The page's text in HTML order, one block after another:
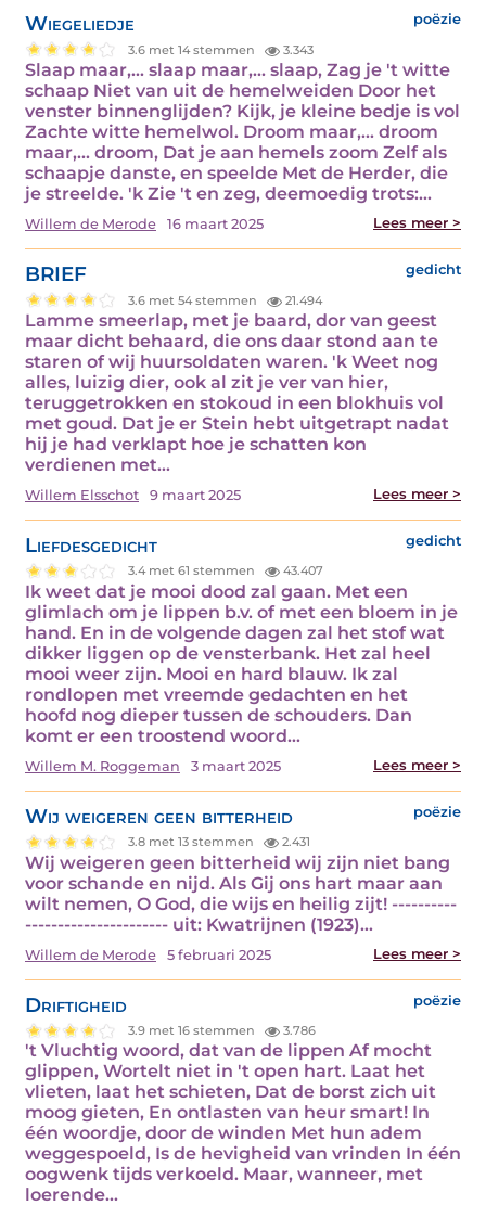
Wiegeliedje poëzie
3.6 met 14 stemmen 3.343
Slaap maar,... slaap maar,... slaap, Zag je 't witte
schaap Niet van uit de hemelweiden Door het
venster binnenglijden? Kijk, je kleine bedje is vol
Zachte witte hemelwol. Droom maar,... droom
maar,... droom, Dat je aan hemels zoom Zelf als
schaapje danste, en speelde Met de Herder, die
je streelde. 'k Zie 't en zeg, deemoedig trots:…
Willem de Merode 16 maart 2025 Lees meer >
BRIEF gedicht
3.6 met 54 stemmen 21.494
Lamme smeerlap, met je baard, dor van geest
maar dicht behaard, die ons daar stond aan te
staren of wij huursoldaten waren. 'k Weet nog
alles, luizig dier, ook al zit je ver van hier,
teruggetrokken en stokoud in een blokhuis vol
met goud. Dat je er Stein hebt uitgetrapt nadat
hij je had verklapt hoe je schatten kon
verdienen met…
Willem Elsschot 9 maart 2025 Lees meer >
Liefdesgedicht gedicht
3.4 met 61 stemmen 43.407
Ik weet dat je mooi dood zal gaan. Met een
glimlach om je lippen b.v. of met een bloem in je
hand. En in de volgende dagen zal het stof wat
dikker liggen op de vensterbank. Het zal heel
mooi weer zijn. Mooi en hard blauw. Ik zal
rondlopen met vreemde gedachten en het
hoofd nog dieper tussen de schouders. Dan
komt er een troostend woord…
Willem M. Roggeman 3 maart 2025 Lees meer >
Wij weigeren geen bitterheid poëzie
3.8 met 13 stemmen 2.431
Wij weigeren geen bitterheid wij zijn niet bang
voor schande en nijd. Als Gij ons hart maar aan
wilt nemen, O God, die wijs en heilig zijt! ----------
---------------------- uit: Kwatrijnen (1923)…
Willem de Merode 5 februari 2025 Lees meer >
Driftigheid poëzie
3.9 met 16 stemmen 3.786
't Vluchtig woord, dat van de lippen Af mocht
glippen, Wortelt niet in 't open hart. Laat het
vlieten, laat het schieten, Dat de borst zich uit
moog gieten, En ontlasten van heur smart! In
één woordje, door de winden Met hun adem
weggespoeld, Is de hevigheid van vrinden In één
oogwenk tijds verkoeld. Maar, wanneer, met
loerende…